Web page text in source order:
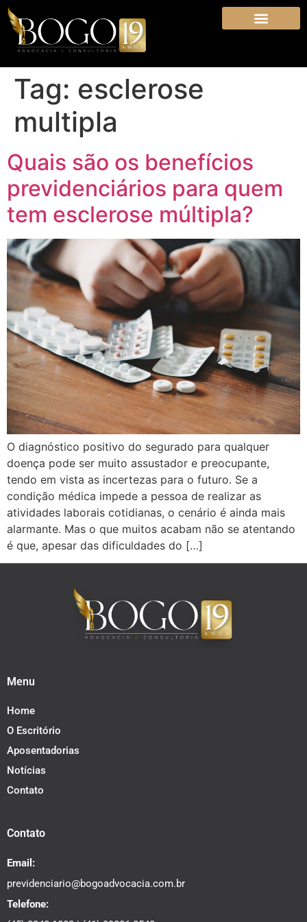
Tag: esclerose
multipla
Quais são os benefícios
previdenciários para quem
tem esclerose múltipla?
O diagnóstico positivo do segurado para qualquer
doença pode ser muito assustador e preocupante,
tendo em vista as incertezas para o futuro. Se a
condição médica impede a pessoa de realizar as
atividades laborais cotidianas, o cenário é ainda mais
alarmante. Mas o que muitos acabam não se atentando
é que, apesar das dificuldades do […]
Menu
Home
O Escritório
Aposentadorias
Notícias
Contato
Contato
Email:
previdenciario@bogoadvocacia.com.br
Telefone: